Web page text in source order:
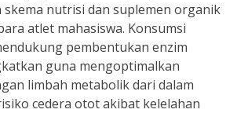
skema nutrisi dan suplemen organik
atlet mahasiswa. Konsumsi
pembentukan enzim
guna mengoptimalkan
limbah metabolik dari dalam
cedera otot akibat kelelahan